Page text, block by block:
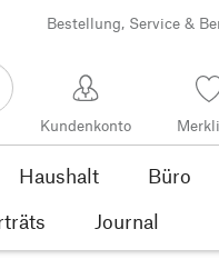
Bestellung, Service &
Kundenkonto
Haushalt Büro
Journal